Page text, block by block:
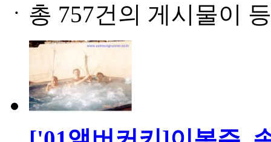
ㆍ 총 757건의 게시물이